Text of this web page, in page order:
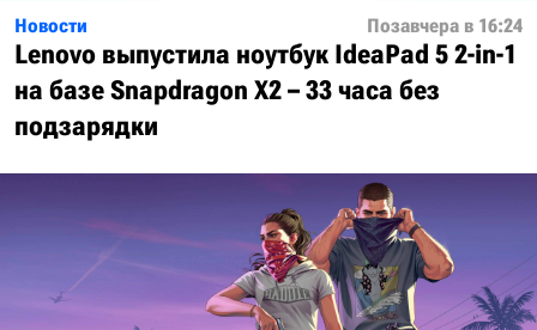
Новости Позавчера в 16:24
Lenovo выпустила ноутбук IdeaPad 5 2-in-1
на базе Snapdragon X2 – 33 часа без
подзарядки